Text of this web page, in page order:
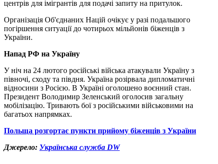
центрів для імігрантів для подачі запиту на притулок.
Організація Об'єднаних Націй очікує у разі подальшого
погіршення ситуації до чотирьох мільйонів біженців з
України.
Напад РФ на Україну
У ніч на 24 лютого російські війська атакували Україну з
півночі, сходу та півдня. Україна розірвала дипломатичні
відносини з Росією. В Україні оголошено воєнний стан.
Президент Володимир Зеленський оголосив загальну
мобілізацію. Тривають бої з російськими військовими на
багатьох напрямках.
Польща розгортає пункти прийому біженців з України
Джерело: Українська служба DW